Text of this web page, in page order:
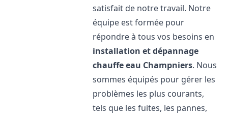
satisfait de notre travail. Notre
équipe est formée pour
répondre à tous vos besoins en
installation et dépannage
chauffe eau Champniers. Nous
sommes équipés pour gérer les
problèmes les plus courants,
tels que les fuites, les pannes,